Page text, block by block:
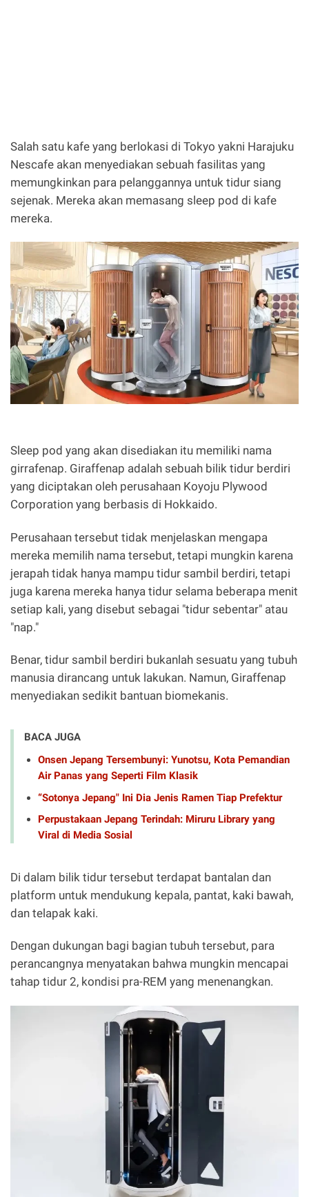
Salah satu kafe yang berlokasi di Tokyo yakni Harajuku
Nescafe akan menyediakan sebuah fasilitas yang
memungkinkan para pelanggannya untuk tidur siang
sejenak. Mereka akan memasang sleep pod di kafe
mereka.
Sleep pod yang akan disediakan itu memiliki nama
girrafenap. Giraffenap adalah sebuah bilik tidur berdiri
yang diciptakan oleh perusahaan Koyoju Plywood
Corporation yang berbasis di Hokkaido.
Perusahaan tersebut tidak menjelaskan mengapa
mereka memilih nama tersebut, tetapi mungkin karena
jerapah tidak hanya mampu tidur sambil berdiri, tetapi
juga karena mereka hanya tidur selama beberapa menit
setiap kali, yang disebut sebagai "tidur sebentar" atau
"nap."
Benar, tidur sambil berdiri bukanlah sesuatu yang tubuh
manusia dirancang untuk lakukan. Namun, Giraffenap
menyediakan sedikit bantuan biomekanis.
BACA JUGA
Onsen Jepang Tersembunyi: Yunotsu, Kota Pemandian
Air Panas yang Seperti Film Klasik
“Sotonya Jepang" Ini Dia Jenis Ramen Tiap Prefektur
Perpustakaan Jepang Terindah: Miruru Library yang
Viral di Media Sosial
Di dalam bilik tidur tersebut terdapat bantalan dan
platform untuk mendukung kepala, pantat, kaki bawah,
dan telapak kaki.
Dengan dukungan bagi bagian tubuh tersebut, para
perancangnya menyatakan bahwa mungkin mencapai
tahap tidur 2, kondisi pra-REM yang menenangkan.